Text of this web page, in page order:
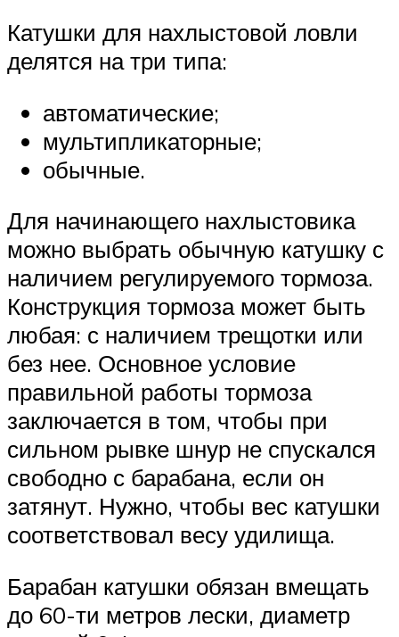
Катушки для нахлыстовой ловли
делятся на три типа:
автоматические;
мультипликаторные;
обычные.
Для начинающего нахлыстовика
можно выбрать обычную катушку с
наличием регулируемого тормоза.
Конструкция тормоза может быть
любая: с наличием трещотки или
без нее. Основное условие
правильной работы тормоза
заключается в том, чтобы при
сильном рывке шнур не спускался
свободно с барабана, если он
затянут. Нужно, чтобы вес катушки
соответствовал весу удилища.
Барабан катушки обязан вмещать
до 60-ти метров лески, диаметр